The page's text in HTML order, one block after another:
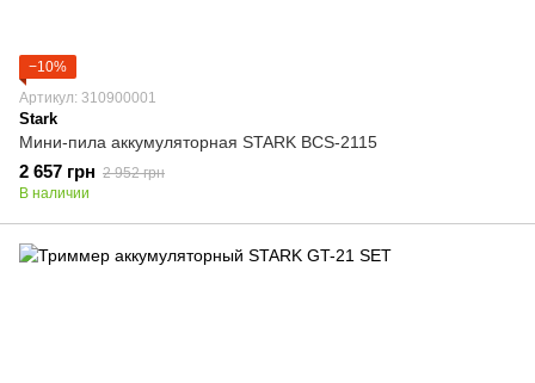
−10%
Артикул: 310900001
Stark
Мини-пила аккумуляторная STARK BCS-2115
2 657 грн 2 952 грн
В наличии